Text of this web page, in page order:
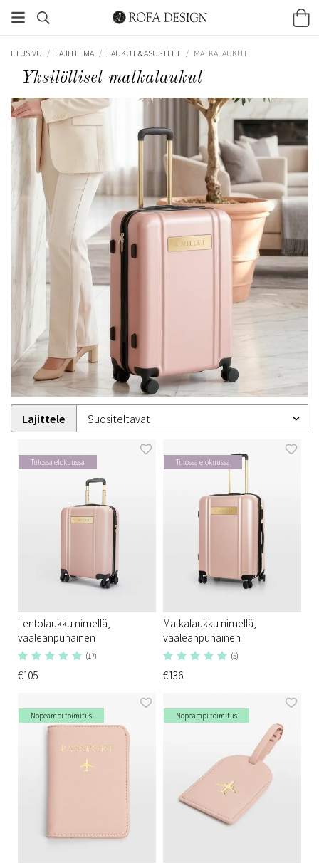
ETUSIVU / LAJITELMA / LAUKUT & ASUSTEET / MATKALAUKUT
Yksilölliset matkalaukut
Lajittele
Tulossa elokuussa
Lentolaukku nimellä,
vaaleanpunainen
(17)
€105
Tulossa elokuussa
Matkalaukku nimellä,
vaaleanpunainen
(5)
€136
Nopeampi toimitus Nopeampi toimitus